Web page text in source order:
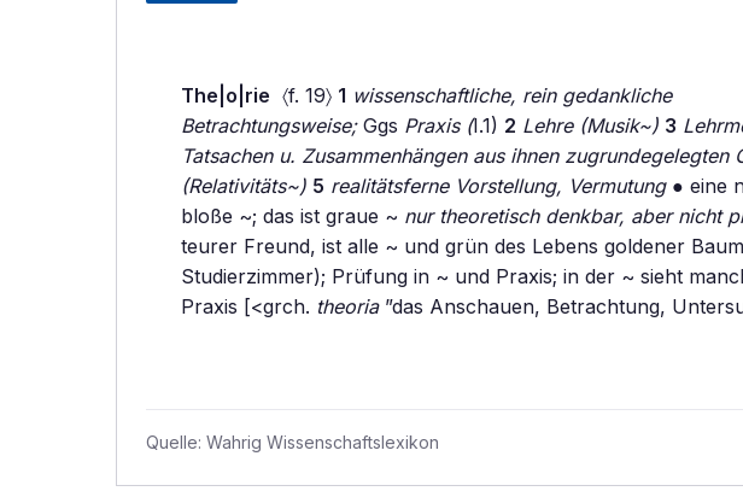
The|o|rie 〈f. 19〉 1 wissenschaftliche, rein gedankliche
Betrachtungsweise;Ggs Praxis (I.1) 2 Lehre (Musik~) 3
Tatsachen u. Zusammenhängen aus ihnen zugrundegelegten
(Relativitäts~) 5 realitätsferne Vorstellung, Vermutung● eine
bloße ~; das ist graue ~ nur theoretisch denkbar, aber nicht
teurer Freund, ist alle ~ und grün des Lebens goldener
Studierzimmer); Prüfung in ~ und Praxis; in der ~ sieht
Praxis [<grch. theoria”das Anschauen, Betrachtung,
Quelle: Wahrig Wissenschaftslexikon